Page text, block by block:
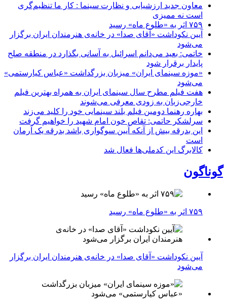
معاون جدید ارزشیابی و نظارت سینما : کار ما تنظیم‌گری
است نه ممیزی
۷۵۹ اثر به «طلوع ماه» رسید
آیین نکوداشت «آقای صدا» در خانه‌ی هنرمندان ایران برگزار
می‌شود
خاتمی: بعید می‌دانم اسرائیل به آسانی بگذارد در منطقه صلح
پایدار برقرار شود
«موزه سینمای ایران» میزبان بزرگداشت «عباس کیارستمی»
می‌شود
هفت فیلم مطرح سال سینمای ایران به همراه بهترین فیلم
خارجی‌زبان به زودی معرفی می‌شوند
بهاره رهنما دومین فیلم بلند سینمایی خود را کلید می‌زند
سرلشکر حاتمی: تقاص خون امام شهید را خواهیم گرفت
این بدرقه بیش از آنکه آیین سوگواری باشد بدرقه یک آرمان
است
کالابرگ این کدملی‌ها فعال شد
گوناگون
۷۵۹ اثر به «طلوع ماه» رسید
آیین نکوداشت «آقای صدا» در خانه‌ی هنرمندان ایران برگزار
می‌شود